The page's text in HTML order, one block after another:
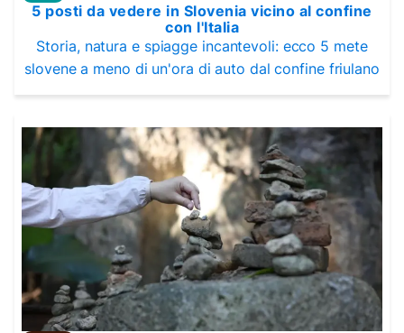
5 posti da vedere in Slovenia vicino al confine
con l'Italia
Storia, natura e spiagge incantevoli: ecco 5 mete
slovene a meno di un'ora di auto dal confine friulano